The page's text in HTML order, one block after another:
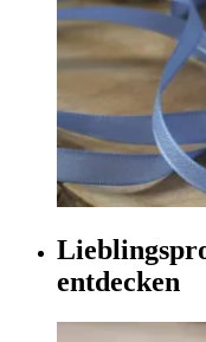
entdecken